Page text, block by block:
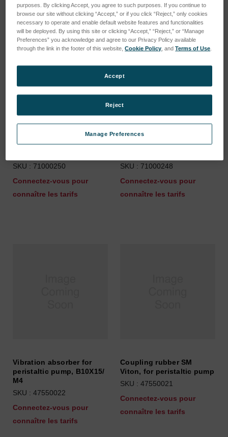
Adjusting lever kit for
peristaltic pump 3-
SKU : 71000250
Connectez-vous pour
connaître les tarifs
Press strap kit for
peristaltic pump 3-
SKU : 71000248
Connectez-vous pour
connaître les tarifs
Vibration absorber for
peristaltic pump, B10X15/
M4
SKU : 47550022
Connectez-vous pour
connaître les tarifs
Coupling rubber SM
Viton, for peristaltic pump
SKU : 47550021
Connectez-vous pour
connaître les tarifs
purposes. By clicking Accept, you agree to such purposes. If you continue to
browse our site without clicking “Accept,” or if you click “Reject,” only cookies
necessary to operate and enable default website features and functionalities
will be deployed. By using this site or clicking “Accept,” “Reject,” or “Manage
Preferences” you acknowledge and agree to our Privacy Policy available
through the link in the footer of this website,Cookie Policy , andTerms of Use
Manage Preferences
Reject
Accept